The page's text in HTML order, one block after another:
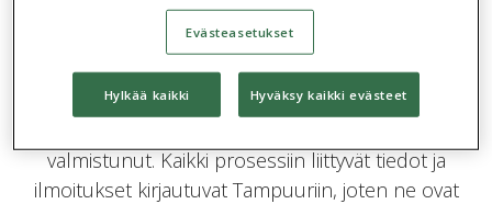
palvellaan kunkin tapauksen kiireellisyyden
perusteella riittävän nopeasti.
Asukas saa sähköpostiinsa tiedon, kun huoltoyhtiö
valmistunut. Kaikki prosessiin liittyvät tiedot ja
ilmoitukset kirjautuvat Tampuuriin, joten ne ovat
Evästeasetukset
Hylkää kaikki Hyväksy kaikki evästeet